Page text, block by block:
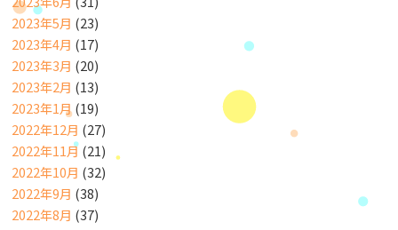
2023年5月 (23)
2023年4月 (17)
2023年3月 (20)
2023年2月 (13)
2023年1月(19)
2022年12月 (27)
2022年11月(21)
2022年10月 (32)
2022年9月 (38)
2022年8月 (37)